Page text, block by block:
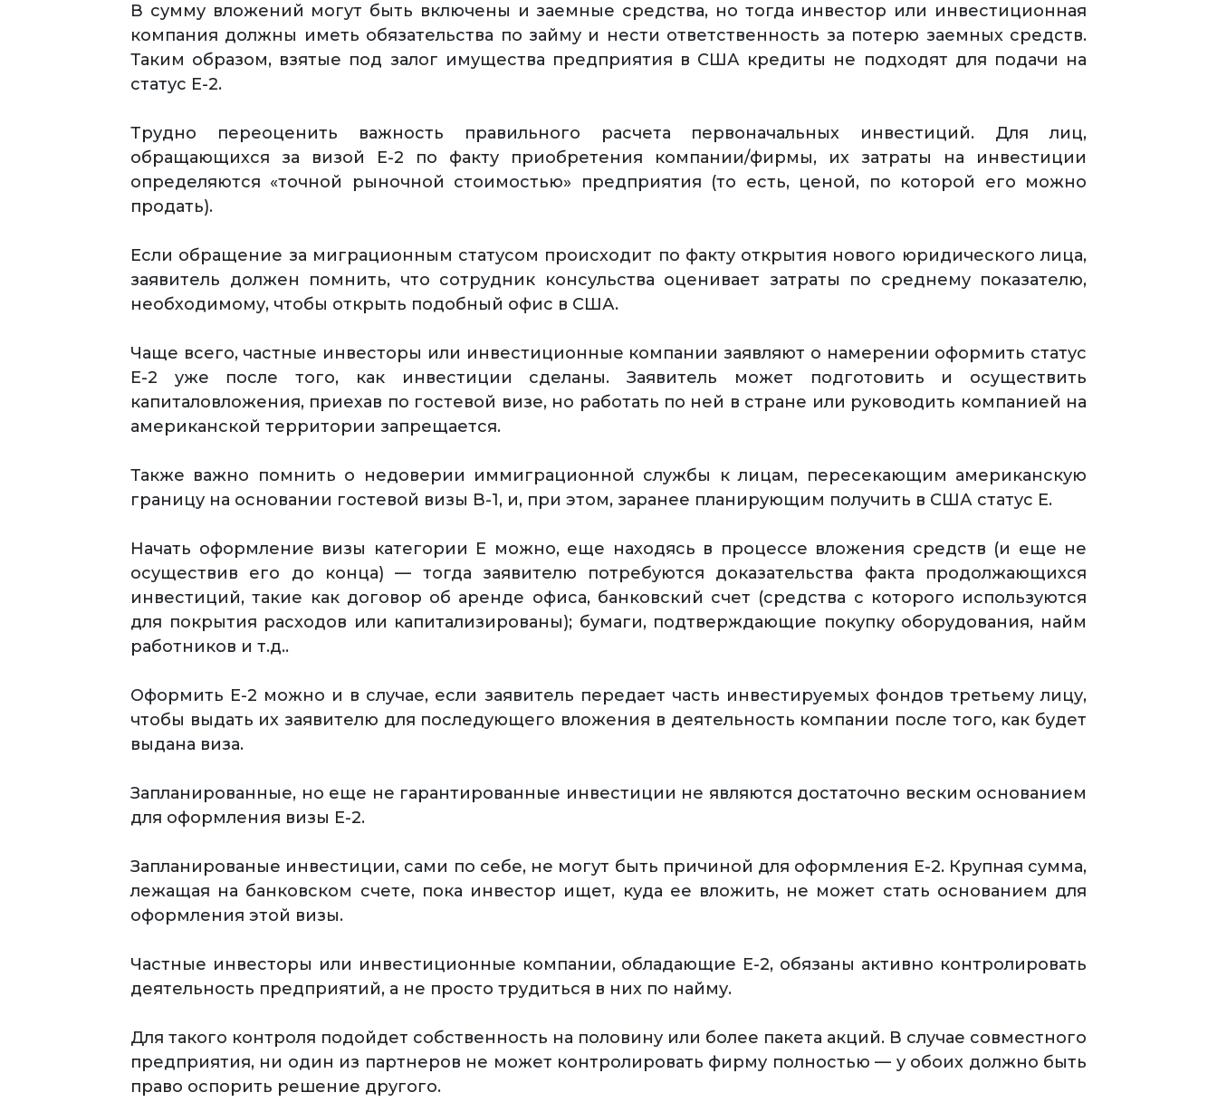
В сумму вложений могут быть включены и заемные средства, но тогда инвестор или инвестиционная
компания должны иметь обязательства по займу и нести ответственность за потерю заемных средств.
Таким образом, взятые под залог имущества предприятия в США кредиты не подходят для подачи на
статус Е-2.
Трудно переоценить важность правильного расчета первоначальных инвестиций. Для лиц,
обращающихся за визой Е-2 по факту приобретения компании/фирмы, их затраты на инвестиции
определяются «точной рыночной стоимостью» предприятия (то есть, ценой, по которой его можно
продать).
Если обращение за миграционным статусом происходит по факту открытия нового юридического лица,
заявитель должен помнить, что сотрудник консульства оценивает затраты по среднему показателю,
необходимому, чтобы открыть подобный офис в США.
Чаще всего, частные инвесторы или инвестиционные компании заявляют о намерении оформить статус
Е-2 уже после того, как инвестиции сделаны. Заявитель может подготовить и осуществить
капиталовложения, приехав по гостевой визе, но работать по ней в стране или руководить компанией на
американской территории запрещается.
Также важно помнить о недоверии иммиграционной службы к лицам, пересекающим американскую
границу на основании гостевой визы В-1, и, при этом, заранее планирующим получить в США статус Е.
Начать оформление визы категории Е можно, еще находясь в процессе вложения средств (и еще не
осуществив его до конца) — тогда заявителю потребуются доказательства факта продолжающихся
инвестиций, такие как договор об аренде офиса, банковский счет (средства с которого используются
для покрытия расходов или капитализированы); бумаги, подтверждающие покупку оборудования, найм
работников и т.д..
Оформить Е-2 можно и в случае, если заявитель передает часть инвестируемых фондов третьему лицу,
чтобы выдать их заявителю для последующего вложения в деятельность компании после того, как будет
выдана виза.
Запланированные, но еще не гарантированные инвестиции не являются достаточно веским основанием
для оформления визы Е-2.
Запланированые инвестиции, сами по себе, не могут быть причиной для оформления Е-2. Крупная сумма,
лежащая на банковском счете, пока инвестор ищет, куда ее вложить, не может стать основанием для
оформления этой визы.
Частные инвесторы или инвестиционные компании, обладающие Е-2, обязаны активно контролировать
деятельность предприятий, а не просто трудиться в них по найму.
Для такого контроля подойдет собственность на половину или более пакета акций. В случае совместного
предприятия, ни один из партнеров не может контролировать фирму полностью — у обоих должно быть
право оспорить решение другого.